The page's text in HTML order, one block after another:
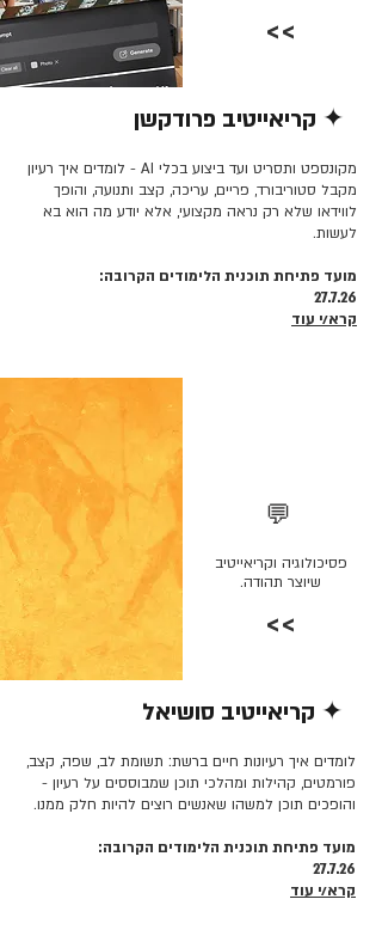
>>
✦ קריאייטיב פרודקשן
מקונספט ותסריט ועד ביצוע בכלי AI - לומדים איך רעיון
מקבל סטוריבורד, פריים, עריכה, קצב ותנועה, והופך
לווידאו שלא רק נראה מקצועי, אלא יודע מה הוא בא
לעשות.
מועד פתיחת תוכנית הלימודים הקרובה:
27.7.26
קרא/י עוד
💬
פסיכולוגיה וקריאייטיב
שיוצר תהודה.
>>
✦ קריאייטיב סושיאל
לומדים איך רעיונות חיים ברשת: תשומת לב, שפה, קצב,
פורמטים, קהילות ומהלכי תוכן שמבוססים על רעיון -
והופכים תוכן למשהו שאנשים רוצים להיות חלק ממנו.
מועד פתיחת תוכנית הלימודים הקרובה:
27.7.26
קרא/י עוד